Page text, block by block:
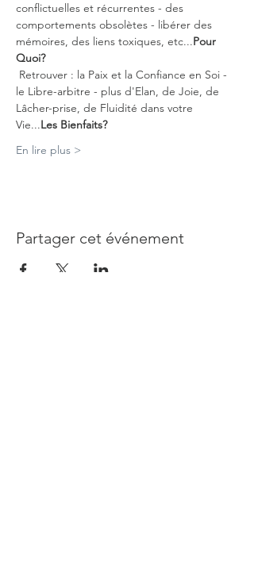
conflictuelles et récurrentes - des
comportements obsolètes - libérer des
mémoires, des liens toxiques, etc...Pour
Quoi?
le Libre-arbitre - plus d'Elan, de Joie, de
Lâcher-prise, de Fluidité dans votre
Vie...Les Bienfaits?
En lire plus >
Partager cet événement